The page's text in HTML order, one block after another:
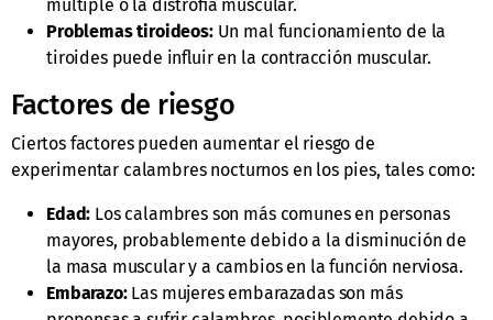
múltiple o la distrofia muscular.
Problemas tiroideos:Un mal funcionamiento de la
tiroides puede influir en la contracción muscular.
Factores de riesgo
Ciertos factores pueden aumentar el riesgo de
experimentar calambres nocturnos en los pies, tales como:
Edad: Los calambres son más comunes en personas
mayores, probablemente debido a la disminución de
la masa muscular y a cambios en la función nerviosa.
Embarazo:Las mujeres embarazadas son más